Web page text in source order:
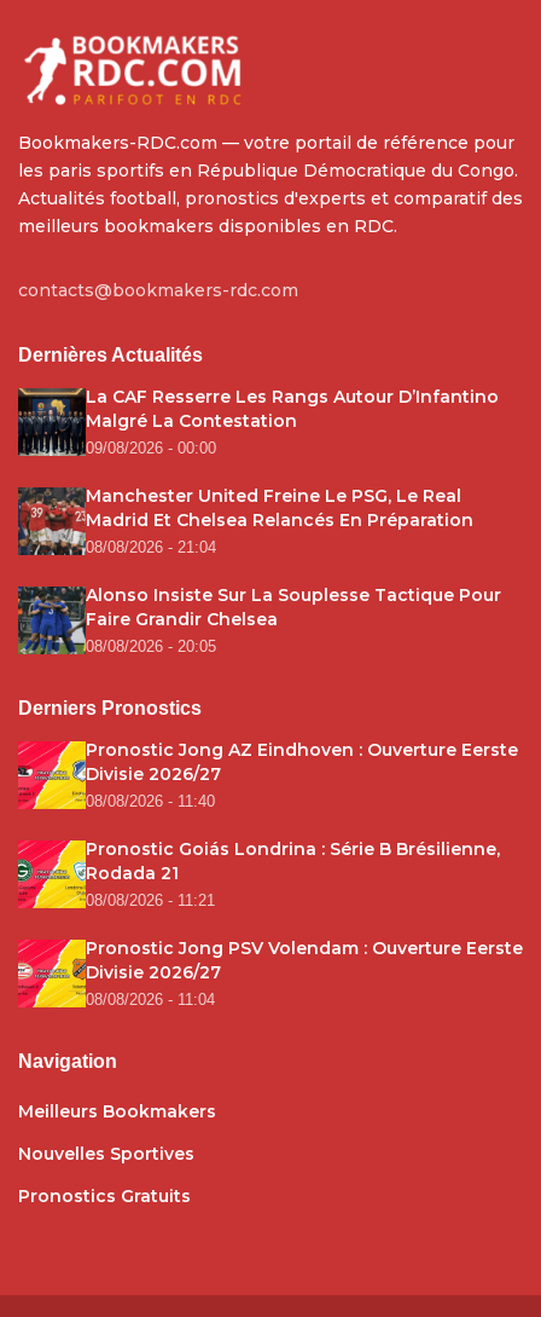
Bookmakers-RDC.com — votre portail de référence pour
les paris sportifs en République Démocratique du Congo.
Actualités football, pronostics d'experts et comparatif des
meilleurs bookmakers disponibles en RDC.
contacts@bookmakers-rdc.com
Dernières Actualités
La CAF Resserre Les Rangs Autour D’Infantino
Malgré La Contestation
09/08/2026 - 00:00
Manchester United Freine Le PSG, Le Real
Madrid Et Chelsea Relancés En Préparation
08/08/2026 - 21:04
Alonso Insiste Sur La Souplesse Tactique Pour
Faire Grandir Chelsea
08/08/2026 - 20:05
Derniers Pronostics
Pronostic Jong AZ Eindhoven : Ouverture Eerste
Divisie 2026/27
08/08/2026 - 11:40
Pronostic Goiás Londrina : Série B Brésilienne,
Rodada 21
08/08/2026 - 11:21
Pronostic Jong PSV Volendam : Ouverture Eerste
Divisie 2026/27
08/08/2026 - 11:04
Navigation
Meilleurs Bookmakers
Nouvelles Sportives
Pronostics Gratuits